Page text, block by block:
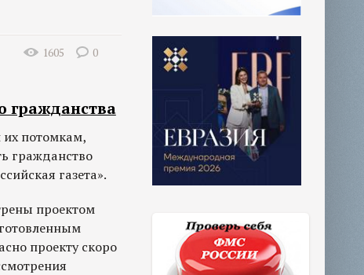
1605 0
гражданства
потомкам,
гражданство
газета».
проектом
проекту скоро